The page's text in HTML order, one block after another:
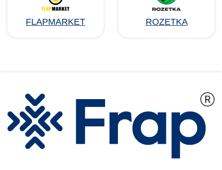
FLAPMARKET ROZETKA